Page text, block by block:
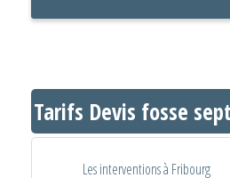
Tarifs Devis fosse
Les interventions à Fribourg